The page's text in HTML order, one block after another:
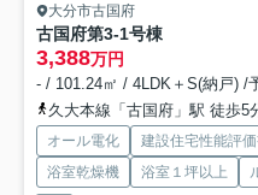
大分市古国府
古国府第3-1号棟
3,388万円
- / 101.24㎡ / 4LDK＋S(納戸) /
久大本線「古国府」駅 徒歩5
オール電化 建設住宅性能評
浴室乾燥機
浴室１坪以上